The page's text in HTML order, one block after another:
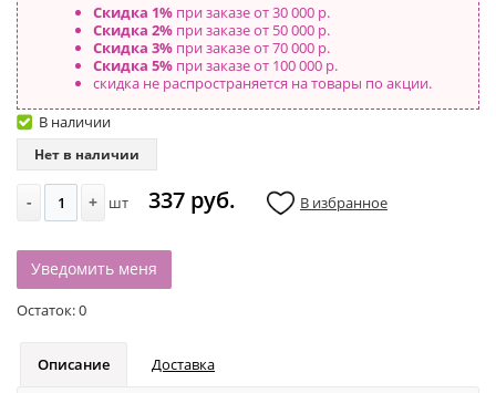
Скидка 1%при заказе от 30 000 р.
Скидка 2%при заказе от 50 000 р.
Скидка 3%при заказе от 70 000 р.
Скидка 5%при заказе от 100 000 р.
скидка не распространяется на товары по акции.
В наличии
Нет в наличии
- + шт 337 руб. В избранное
Уведомить меня
Остаток:0
Описание Доставка